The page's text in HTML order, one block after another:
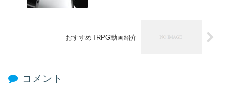
おすすめTRPG動画紹介
コメント